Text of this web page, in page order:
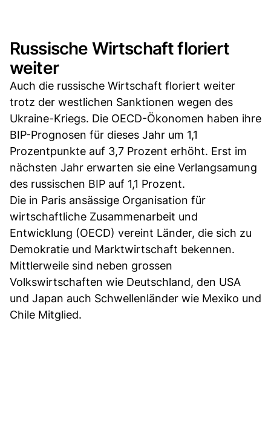
Russische Wirtschaft floriert
weiter
Auch die russische Wirtschaft floriert weiter
trotz der westlichen Sanktionen wegen des
Ukraine-Kriegs. Die OECD-Ökonomen haben ihre
BIP-Prognosen für dieses Jahr um 1,1
Prozentpunkte auf 3,7 Prozent erhöht. Erst im
nächsten Jahr erwarten sie eine Verlangsamung
des russischen BIP auf 1,1 Prozent.
Die in Paris ansässige Organisation für
wirtschaftliche Zusammenarbeit und
Entwicklung (OECD) vereint Länder, die sich zu
Demokratie und Marktwirtschaft bekennen.
Mittlerweile sind neben grossen
Volkswirtschaften wie Deutschland, den USA
und Japan auch Schwellenländer wie Mexiko und
Chile Mitglied.